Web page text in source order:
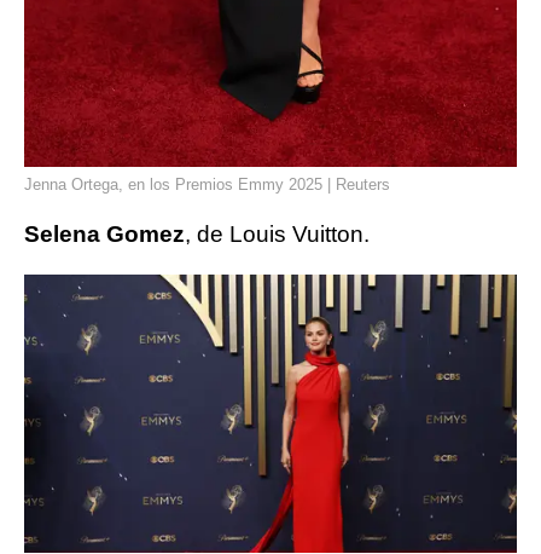
Jenna Ortega, en los Premios Emmy 2025 | Reuters
Selena Gomez, de Louis Vuitton.